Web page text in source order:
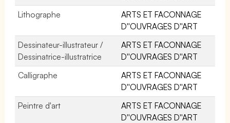
Lithographe
ARTS ET FACONNAGE
D''OUVRAGES D''ART
Dessinateur-illustrateur /
Dessinatrice-illustratrice
ARTS ET FACONNAGE
D''OUVRAGES D''ART
Calligraphe
ARTS ET FACONNAGE
D''OUVRAGES D''ART
Peintre d'art
ARTS ET FACONNAGE
D''OUVRAGES D''ART